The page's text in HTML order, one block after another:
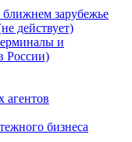
зарубежье
действует)
и
России)
агентов
бизнеса